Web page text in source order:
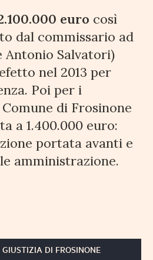
euro così
dal commissario ad
Antonio Salvatori)
nel 2013 per
Poi per i
di Frosinone
a 1.400.000 euro:
portata avanti e
amministrazione.
DI FROSINONE